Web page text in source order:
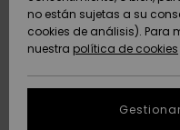
AYUDA &
CONTACTO
SOSTENIBILIDAD
no están sujetas a su
cookies de análisis). Para
nuestra política de cookies